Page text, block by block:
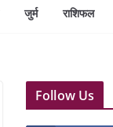
जुर्म राशिफल
Follow Us